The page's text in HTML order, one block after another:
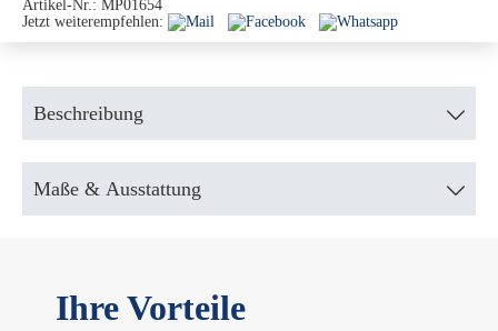
Artikel-Nr.: MP01654
Jetzt weiterempfehlen:
Beschreibung
Maße & Ausstattung
Ihre Vorteile